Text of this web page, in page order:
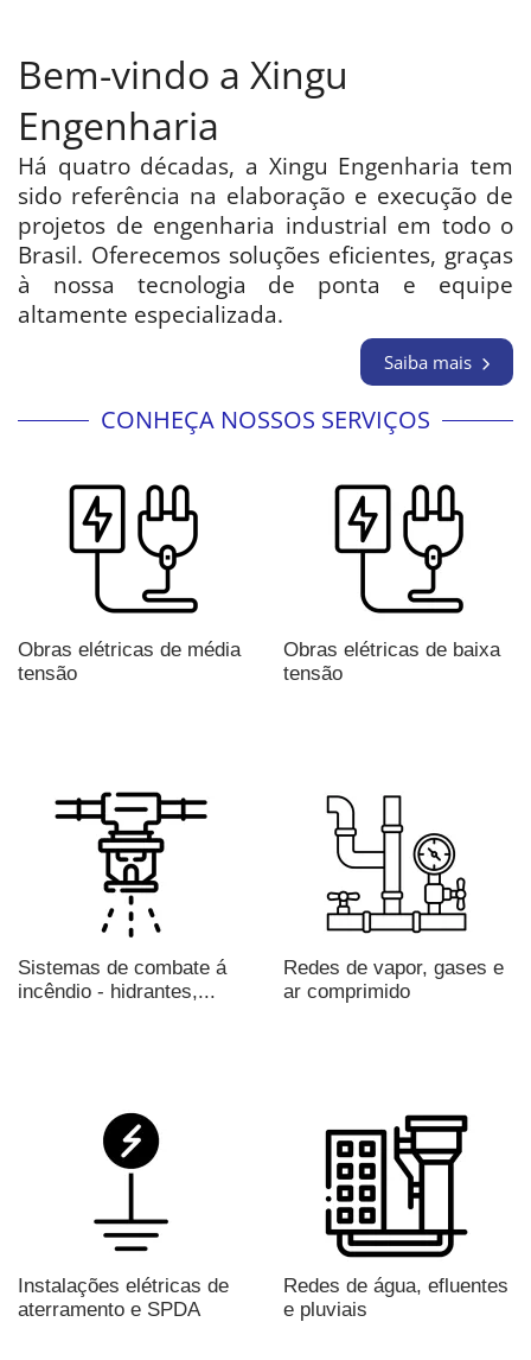
Bem-vindo a Xingu
Engenharia
Há quatro décadas, a Xingu Engenharia tem
sido referência na elaboração e execução de
projetos de engenharia industrial em todo o
Brasil. Oferecemos soluções eficientes, graças
à nossa tecnologia de ponta e equipe
altamente especializada.
Saiba mais
CONHEÇA NOSSOS SERVIÇOS
Obras elétricas de média
tensão
Obras elétricas de baixa
tensão
Sistemas de combate á
incêndio - hidrantes,...
Redes de vapor, gases e
ar comprimido
Instalações elétricas de
aterramento e SPDA
Redes de água, efluentes
e pluviais